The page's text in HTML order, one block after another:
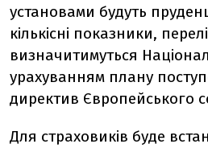
установами будуть
кількісні показники,
визначитимуться
урахуванням плану
директив Європейського
Для страховиків буде